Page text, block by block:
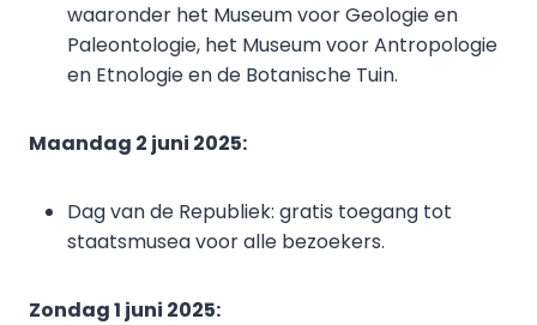
waaronder het Museum voor Geologie en
Paleontologie, het Museum voor Antropologie
en Etnologie en de Botanische Tuin.
Maandag 2 juni 2025:
Dag van de Republiek: gratis toegang tot
staatsmusea voor alle bezoekers.
Zondag 1 juni 2025: